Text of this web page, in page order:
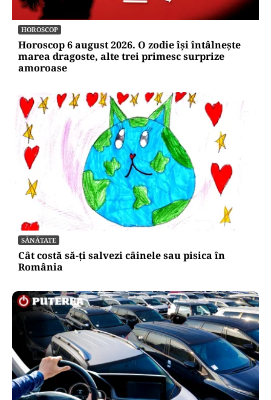
HOROSCOP
Horoscop 6 august 2026. O zodie își întâlnește
marea dragoste, alte trei primesc surprize
amoroase
SĂNĂTATE
Cât costă să-ți salvezi câinele sau pisica în
România